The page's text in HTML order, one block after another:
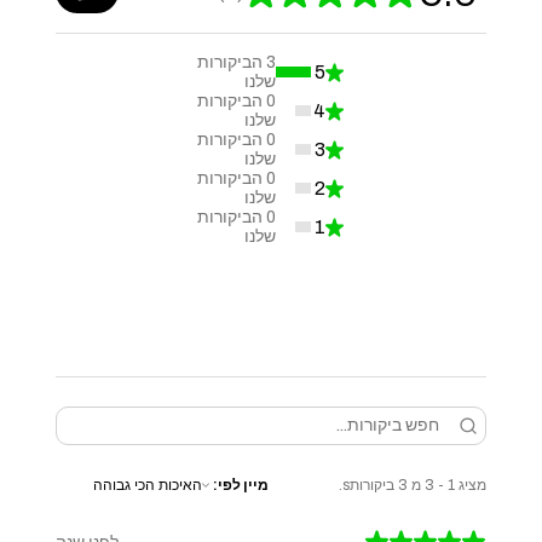
★
5
100%
3 הביקורות
שלנו
★
4
0%
0 הביקורות
שלנו
★
3
0%
0 הביקורות
שלנו
★
2
0%
0 הביקורות
שלנו
★
1
0%
0 הביקורות
שלנו
מציג 1 - 3 מ 3 ביקורותs. מיין לפי: